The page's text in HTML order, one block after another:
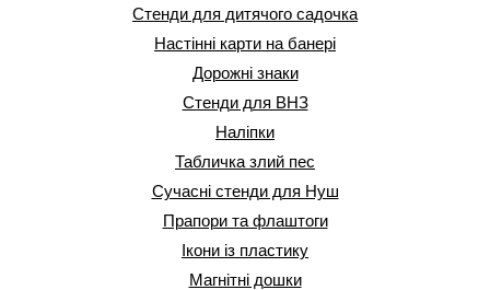
Стенди для дитячого садочка
Настінні карти на банері
Дорожні знаки
Стенди для ВНЗ
Наліпки
Табличка злий пес
Сучасні стенди для Нуш
Прапори та флаштоги
Ікони із пластику
Магнітні дошки